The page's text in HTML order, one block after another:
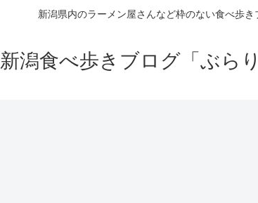
新潟県内のラーメン屋さんなど枠のない食べ歩
新潟食べ歩きブログ「ぶら